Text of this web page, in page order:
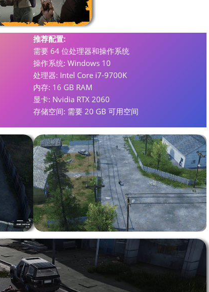
推荐配置:
需要 64 位处理器和操作系统
操作系统: Windows 10
处理器: Intel Core i7-9700K
内存: 16 GB RAM
显卡: Nvidia RTX 2060
存储空间: 需要 20 GB 可用空间